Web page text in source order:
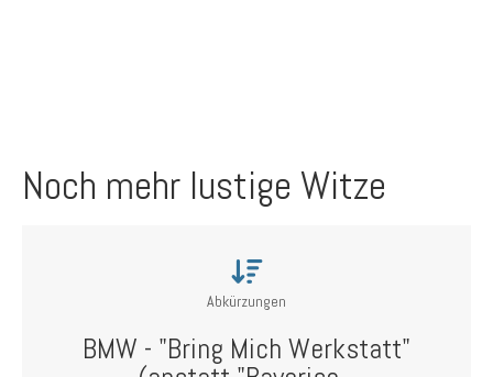
Noch mehr lustige Witze
Abkürzungen
BMW - "Bring Mich Werkstatt"